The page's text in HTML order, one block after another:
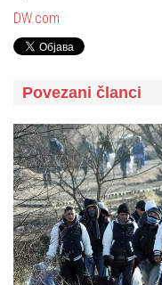
DW.com
Povezani članci